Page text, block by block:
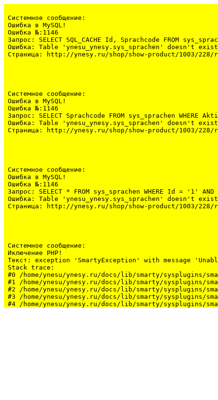
Системное сообщение:
Ошибка в MySQL!
Ошибка №:1146
Запрос: SELECT SQL_CACHE Id, Sprachcode FROM
Ошибка: Table 'ynesu_ynesy.sys_sprachen' doesn't exist
Страница: http://ynesy.ru/shop/show-product/1003/
Системное сообщение:
Ошибка в MySQL!
Ошибка №:1146
Запрос: SELECT Sprachcode FROM sys_sprachen WHERE
Ошибка: Table 'ynesu_ynesy.sys_sprachen' doesn't exist
Страница: http://ynesy.ru/shop/show-product/1003/
Системное сообщение:
Ошибка в MySQL!
Ошибка №:1146
Запрос: SELECT * FROM sys_sprachen WHERE Id = '1'
Ошибка: Table 'ynesu_ynesy.sys_sprachen' doesn't exist
Страница: http://ynesy.ru/shop/show-product/1003/
Системное сообщение:
Иключение PHP!
Текст: exception 'SmartyException' with message
Stack trace:
#0 /home/ynesu/ynesy.ru/docs/lib/smarty/sysplugins/
#1 /home/ynesu/ynesy.ru/docs/lib/smarty/sysplugins/
#2 /home/ynesu/ynesy.ru/docs/lib/smarty/sysplugins/
#3 /home/ynesu/ynesy.ru/docs/lib/smarty/sysplugins/
#4 /home/ynesu/ynesy.ru/docs/lib/smarty/sysplugins/